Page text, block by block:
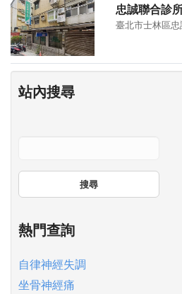
忠誠聯合診
臺北市士林區
站內搜尋
搜尋
熱門查詢
自律神經失調
坐骨神經痛